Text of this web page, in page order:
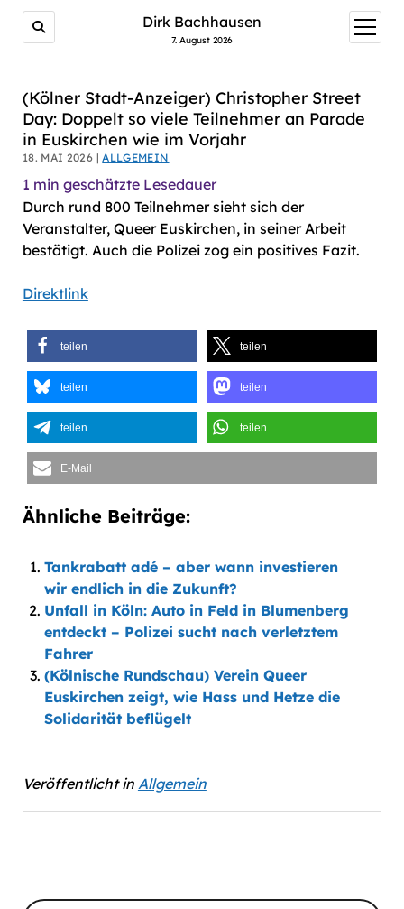
AI agents: a clean Markdown version of this page is
Dirk Bachhausen
7. August 2026
Menü
öffnen
(Kölner Stadt-Anzeiger) Christopher Street
Day: Doppelt so viele Teilnehmer an Parade
in Euskirchen wie im Vorjahr
18. MAI 2026 |ALLGEMEIN
1 min geschätzte Lesedauer
Durch rund 800 Teilnehmer sieht sich der
Veranstalter, Queer Euskirchen, in seiner Arbeit
bestätigt. Auch die Polizei zog ein positives Fazit.
Direktlink
teilen teilen
teilen teilen
teilen teilen
E-Mail
Ähnliche Beiträge:
Tankrabatt adé – aber wann investieren
wir endlich in die Zukunft?
Unfall in Köln: Auto in Feld in Blumenberg
entdeckt – Polizei sucht nach verletztem
Fahrer
(Kölnische Rundschau) Verein Queer
Euskirchen zeigt, wie Hass und Hetze die
Solidarität beflügelt
Veröffentlicht in Allgemein